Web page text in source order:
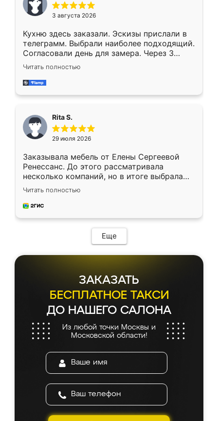
3 августа 2026
Кухню здесь заказали. Эскизы прислали в
телеграмм. Выбрали наиболее подходящий.
Согласовали день для замера. Через 3
недели кухня была уже готова. Остались
довольны работой. Спасибо Ренессанс
мебель за качественную работу!
Читать полностью
Rita S.
29 июля 2026
Заказывала мебель от Елены Сергеевой
Ренессанс. До этого рассматривала
несколько компаний, но в итоге выбрала
эту. Сначала обговорили условия, потом
приехал замерщик, всё спокойно объяснил
и снял размеры. Изготовили в срок, с
мебель сразу встала на свое место без
каких-либо доработок. Качеством осталась
довольна, все выглядит так, как и ожидала.
Читать полностью
Еще
ЗАКАЗАТЬ
БЕСПЛАТНОЕ ТАКСИ
ДО НАШЕГО САЛОНА
Из любой точки Москвы и
Московской области!